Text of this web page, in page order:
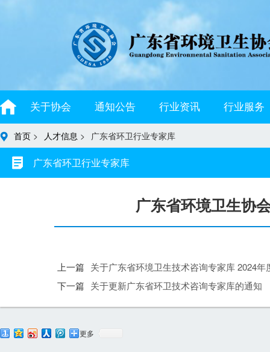
关于协会 通知公告 行业资讯 行业服务
首页 > 人才信息 > 广东省环卫行业专家库
广东省环卫行业专家库
广东省环境卫生协
上一篇 关于广东省环境卫生技术咨询专家库 2024
下一篇 关于更新广东省环卫技术咨询专家库的通知
更多